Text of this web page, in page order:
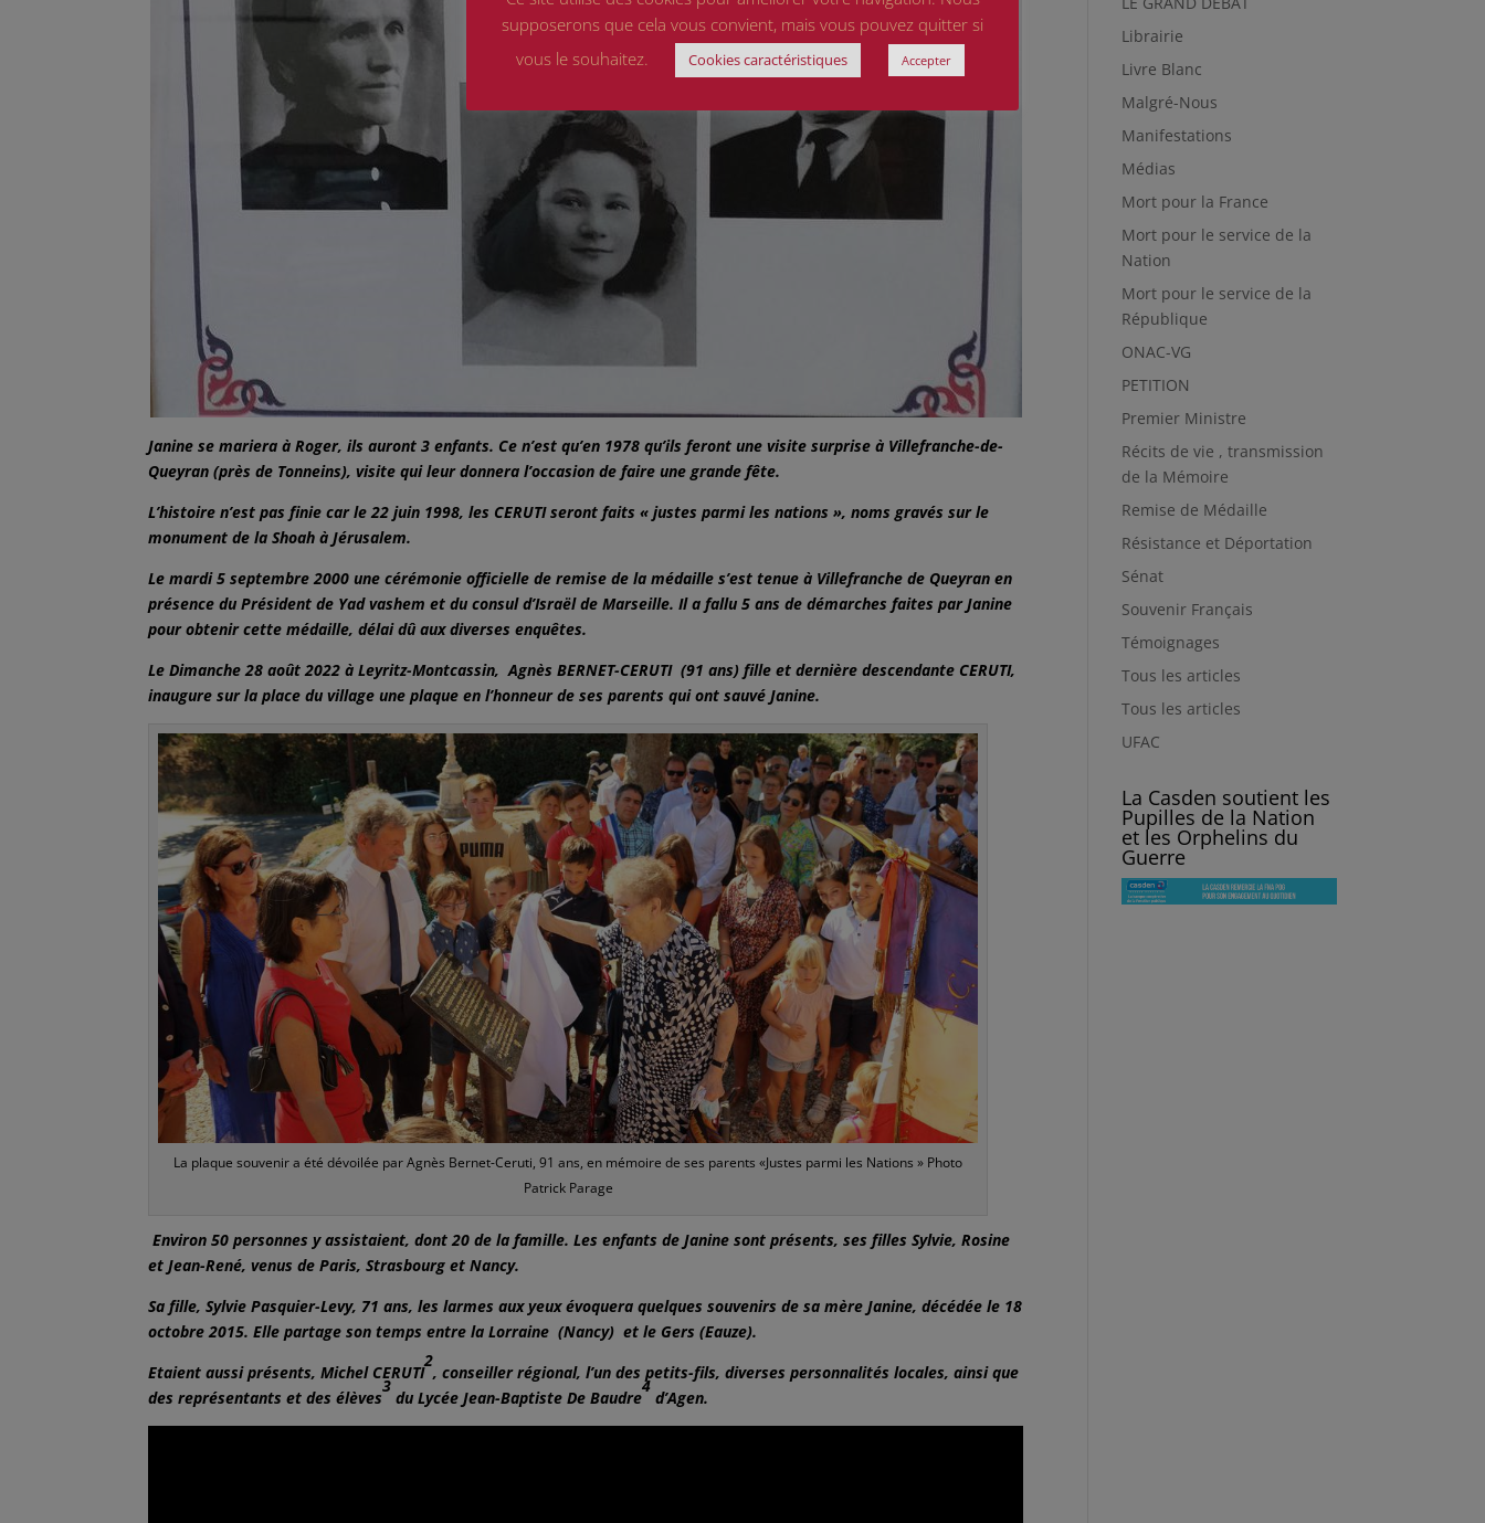
Janine se mariera à Roger, ils auront 3 enfants. Ce n’est qu’en 1978 qu’ils feront une visite surprise à Villefranche-de-
Queyran (près de Tonneins), visite qui leur donnera l’occasion de faire une grande fête.
L’histoire n’est pas finie car le 22 juin 1998, les CERUTI seront faits « justes parmi les nations », noms gravés sur le
monument de la Shoah à Jérusalem.
Le mardi 5 septembre 2000 une cérémonie officielle de remise de la médaille s’est tenue à Villefranche de Queyran en
présence du Président de Yad vashem et du consul d’Israël de Marseille. Il a fallu 5 ans de démarches faites par Janine
pour obtenir cette médaille, délai dû aux diverses enquêtes.
Le Dimanche 28 août 2022 à Leyritz-Montcassin, Agnès BERNET-CERUTI (91 ans) fille et dernière descendante CERUTI,
inaugure sur la place du village une plaque en l’honneur de ses parents qui ont sauvé Janine.
La plaque souvenir a été dévoilée par Agnès Bernet-Ceruti, 91 ans, en mémoire de ses parents «Justes parmi les Nations » Photo
Patrick Parage
Environ 50 personnes y assistaient, dont 20 de la famille. Les enfants de Janine sont présents, ses filles Sylvie, Rosine
et Jean-René, venus de Paris, Strasbourg et Nancy.
Sa fille, Sylvie Pasquier-Levy, 71 ans, les larmes aux yeux évoquera quelques souvenirs de sa mère Janine, décédée le 18
octobre 2015. Elle partage son temps entre la Lorraine (Nancy) et le Gers (Eauze).
Etaient aussi présents, Michel CERUTI
2
, conseiller régional, l’un des petits-fils, diverses personnalités locales, ainsi que
des représentants et des élèves
3
du Lycée Jean-Baptiste De Baudre
4
d’Agen.
Librairie
Livre Blanc
Malgré-Nous
Manifestations
Médias
Mort pour la France
Mort pour le service de la
Nation
Mort pour le service de la
République
ONAC-VG
PETITION
Premier Ministre
Récits de vie , transmission
de la Mémoire
Remise de Médaille
Résistance et Déportation
Sénat
Souvenir Français
Témoignages
Tous les articles
Tous les articles
UFAC
La Casden soutient les
Pupilles de la Nation
et les Orphelins du
Guerre
supposerons que cela vous convient, mais vous pouvez quitter si
vous le souhaitez.
Cookies caractéristiques Accepter